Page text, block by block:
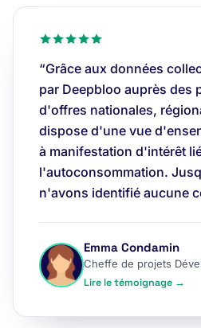
“Grâce aux données
par Deepbloo auprès des
d'offres nationales,
dispose d'une vue
à manifestation d'intérêt
l'autoconsommation.
n'avons identifié aucune
Emma Condamin
Lire le témoignage →